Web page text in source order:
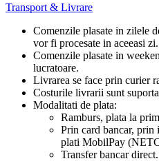
Transport & Livrare
Comenzile plasate in zilele
vor fi procesate in aceeasi zi.
Comenzile plasate in
lucratoare.
Livrarea se face prin curier
Costurile livrarii sunt
Modalitati de plata:
Ramburs, plata la
Prin card bancar, prin
plati MobilPay
Transfer bancar direct.